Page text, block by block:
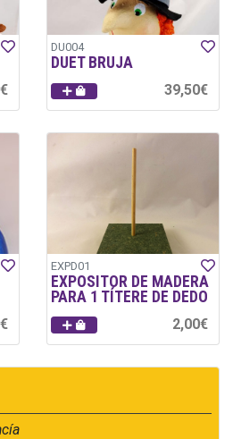
DU004
DUET BRUJA
39,50€
EXPD01
EXPOSITOR DE MADERA
PARA 1 TÍTERE DE DEDO
2,00€